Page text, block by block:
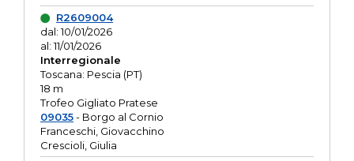
R2609004
dal: 10/01/2026
al: 11/01/2026
Interregionale
Toscana: Pescia (PT)
18 m
Trofeo Gigliato Pratese
09035- Borgo al Cornio
Franceschi, Giovacchino
Crescioli, Giulia